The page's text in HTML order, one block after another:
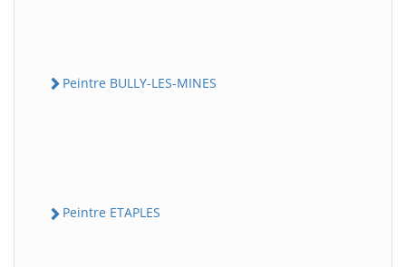
Peintre BULLY-LES-MINES
Peintre ETAPLES